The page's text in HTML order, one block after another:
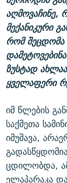
აღმოვაჩინე,
მექანიკური
რომ შეცდომა
ზუსტად
ყველაფერი
იმ წლების
საქმეთა
იმუშავა,
ცდილობდა,
ელაპარაკა